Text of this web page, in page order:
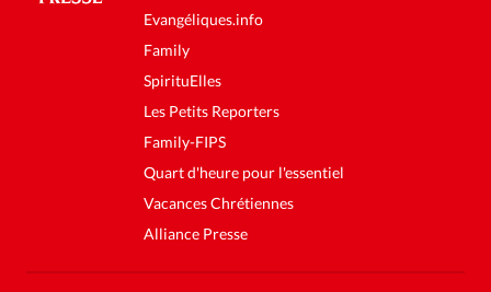
Evangéliques.info
Family
SpirituElles
Les Petits Reporters
Family-FIPS
Quart d'heure pour l'essentiel
Vacances Chrétiennes
Alliance Presse